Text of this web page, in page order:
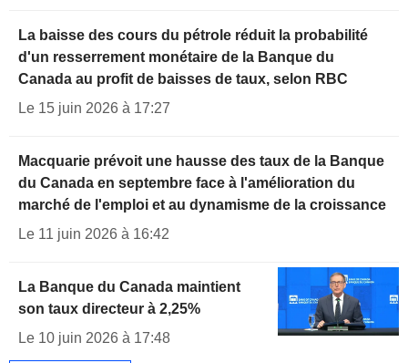
La baisse des cours du pétrole réduit la probabilité
d'un resserrement monétaire de la Banque du
Canada au profit de baisses de taux, selon RBC
Le 15 juin 2026 à 17:27
Macquarie prévoit une hausse des taux de la Banque
du Canada en septembre face à l'amélioration du
marché de l'emploi et au dynamisme de la croissance
Le 11 juin 2026 à 16:42
La Banque du Canada maintient
son taux directeur à 2,25%
Le 10 juin 2026 à 17:48